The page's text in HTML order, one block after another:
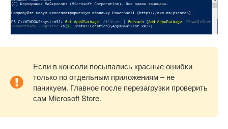
Если в консоли посыпались красные ошибки
только по отдельным приложениям – не
паникуем. Главное после перезагрузки проверить
сам Microsoft Store.